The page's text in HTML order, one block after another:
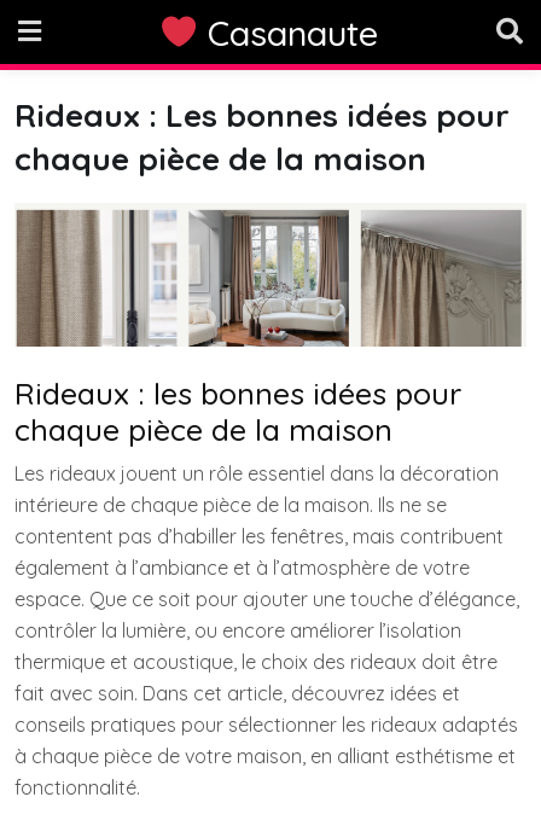
content
Casanaute
Rideaux : Les bonnes idées pour
chaque pièce de la maison
Rideaux : les bonnes idées pour
chaque pièce de la maison
Les rideaux jouent un rôle essentiel dans la décoration
intérieure de chaque pièce de la maison. Ils ne se
contentent pas d’habiller les fenêtres, mais contribuent
également à l’ambiance et à l’atmosphère de votre
espace. Que ce soit pour ajouter une touche d’élégance,
contrôler la lumière, ou encore améliorer l’isolation
thermique et acoustique, le choix des rideaux doit être
fait avec soin. Dans cet article, découvrez idées et
conseils pratiques pour sélectionner les rideaux adaptés
à chaque pièce de votre maison, en alliant esthétisme et
fonctionnalité.